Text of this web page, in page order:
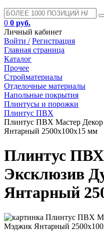
0 0 руб.
Личный кабинет
Войти / Регистрация
Главная страница
Каталог
Прочее
Стройматериалы
Отделочные материалы
Напольные покрытия
Плинтусы и порожки
Плинтус ПВХ
Плинтус ПВХ Мастер
Янтарный 2500х100х15 мм
Плинтус
Эксклюзив
Янтарный